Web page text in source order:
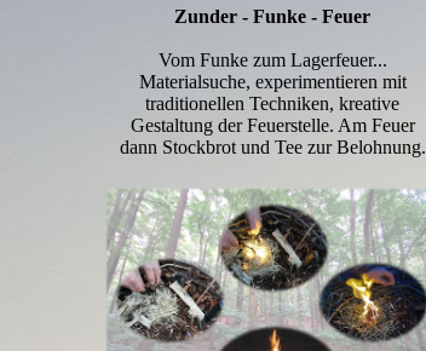
Zunder - Funke - Feuer
Vom Funke zum Lagerfeuer...
Materialsuche, experimentieren mit
traditionellen Techniken, kreative
Gestaltung der Feuerstelle. Am Feuer
dann Stockbrot und Tee zur Belohnung.